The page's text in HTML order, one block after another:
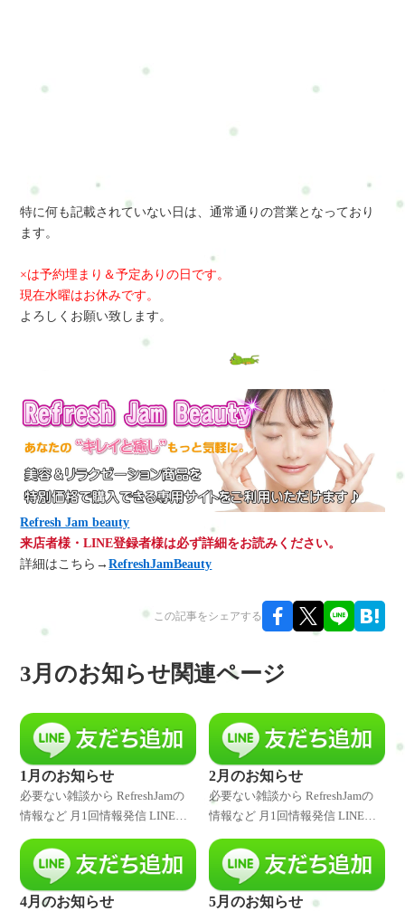
特に何も記載されていない日は、通常通りの営業となっており
ます。
×は予約埋まり＆予定ありの日です。
現在水曜はお休みです。
よろしくお願い致します。
Refresh Jam beauty
来店者様・LINE登録者様は必ず詳細をお読みください。
詳細はこちら→RefreshJamBeauty
この記事をシェアする
3月のお知らせ関連ページ
1月のお知らせ
必要ない雑談から RefreshJamの
情報など 月1回情報発信 LINE登
録者様には発信したことをいち
早くお伝えしています。 是非、
LINE登録してくださいね♪ 特別
なキャンペーンやクーポ
2月のお知らせ
必要ない雑談から RefreshJamの
情報など 月1回情報発信 LINE登
録者様には発信したことをいち
早くお伝えしています。 是非、
LINE登録してくださいね♪ 特別
なキャンペーンやクーポ
4月のお知らせ 5月のお知らせ